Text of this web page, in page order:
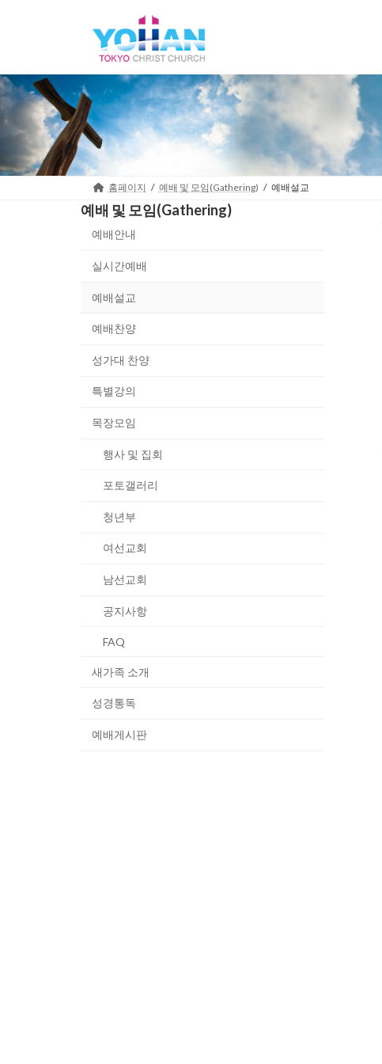
홈페이지 예배 및 모임(Gathering) 예배설교
예배 및 모임(Gathering)
예배안내
실시간예배
예배설교
예배찬양
성가대 찬양
특별강의
목장모임
행사 및 집회
포토갤러리
청년부
여선교회
남선교회
공지사항
FAQ
새가족 소개
성경통독
예배게시판